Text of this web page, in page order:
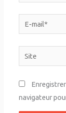
E-
mail*
Site
navigateur